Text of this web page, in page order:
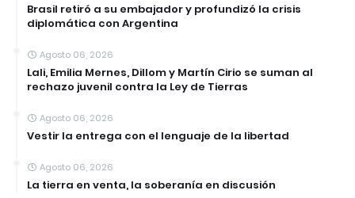
Brasil retiró a su embajador y profundizó la crisis
diplomática con Argentina
Agosto 06, 2026
Lali, Emilia Mernes, Dillom y Martín Cirio se suman al
rechazo juvenil contra la Ley de Tierras
Agosto 06, 2026
Vestir la entrega con el lenguaje de la libertad
Agosto 06, 2026
La tierra en venta, la soberanía en discusión